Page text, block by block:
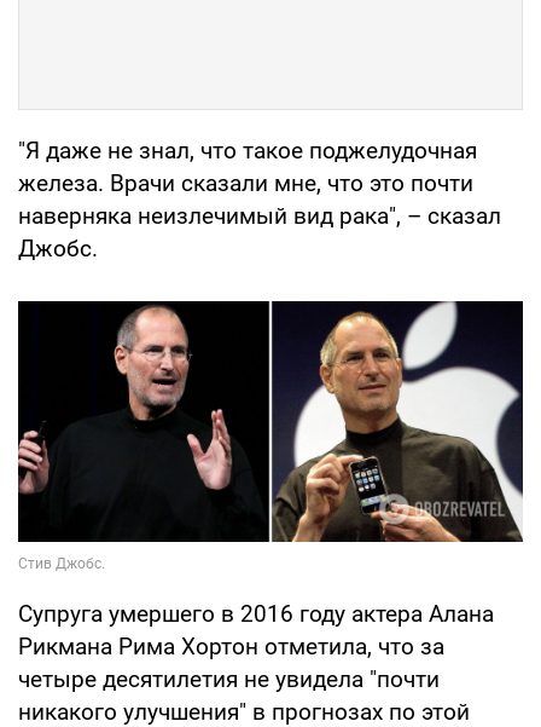
"Я даже не знал, что такое поджелудочная
железа. Врачи сказали мне, что это почти
наверняка неизлечимый вид рака", – сказал
Джобс.
Супруга умершего в 2016 году актера Алана
Рикмана Рима Хортон отметила, что за
четыре десятилетия не увидела "почти
никакого улучшения" в прогнозах по этой